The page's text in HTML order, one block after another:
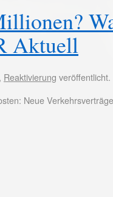
Aktuell
, Reaktivierung
Neue